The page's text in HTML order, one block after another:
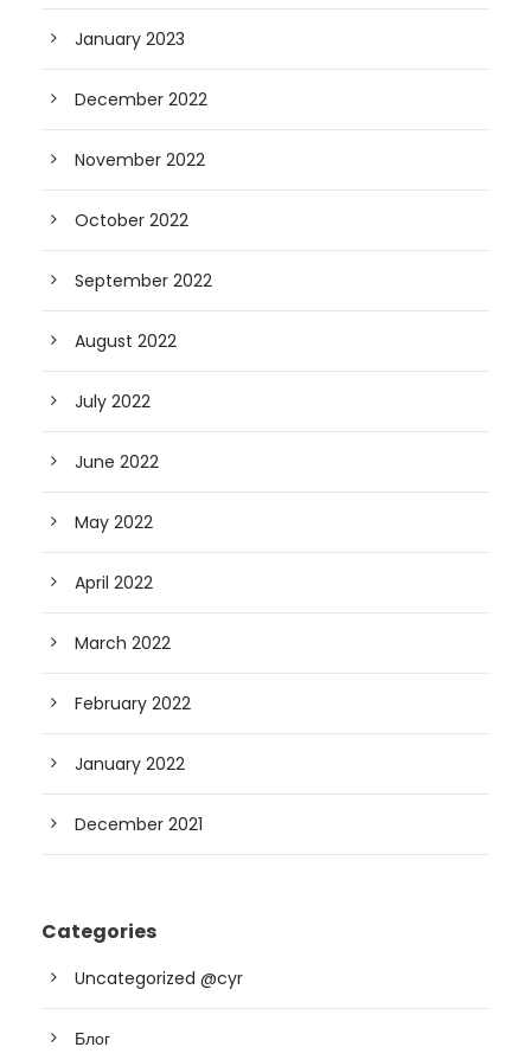
January 2023
December 2022
November 2022
October 2022
September 2022
August 2022
July 2022
June 2022
May 2022
April 2022
March 2022
February 2022
January 2022
December 2021
Categories
Uncategorized @cyr
Блог